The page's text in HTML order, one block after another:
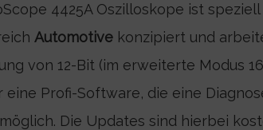
4425A Oszilloskope ist
Automotive konzipiert und
von 12-Bit (im erweiterte Modus
eine Profi-Software, die eine
Die Updates sind hierbei